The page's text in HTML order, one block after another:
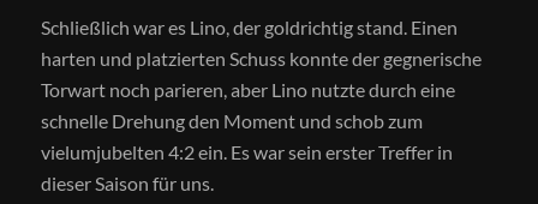
Schließlich war es Lino, der goldrichtig stand. Einen
harten und platzierten Schuss konnte der gegnerische
Torwart noch parieren, aber Lino nutzte durch eine
schnelle Drehung den Moment und schob zum
vielumjubelten 4:2 ein. Es war sein erster Treffer in
dieser Saison für uns.